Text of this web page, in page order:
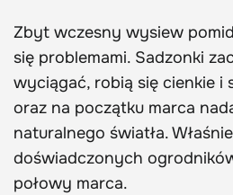
Zbyt wczesny wysiew
się problemami. Sadzonki
wyciągać, robią się cienkie i
oraz na początku marca
naturalnego światła.
doświadczonych
połowy marca.